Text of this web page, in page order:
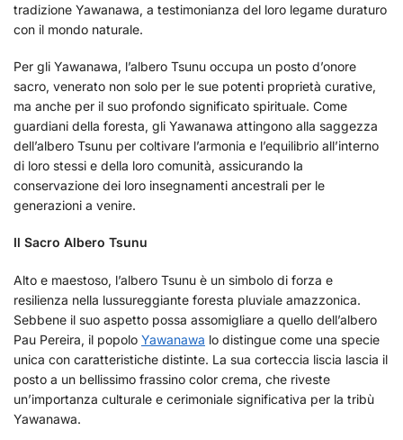
tradizione Yawanawa, a testimonianza del loro legame duraturo
con il mondo naturale.
Per gli Yawanawa, l’albero Tsunu occupa un posto d’onore
sacro, venerato non solo per le sue potenti proprietà curative,
ma anche per il suo profondo significato spirituale. Come
guardiani della foresta, gli Yawanawa attingono alla saggezza
dell’albero Tsunu per coltivare l’armonia e l’equilibrio all’interno
di loro stessi e della loro comunità, assicurando la
conservazione dei loro insegnamenti ancestrali per le
generazioni a venire.
Il Sacro Albero Tsunu
Alto e maestoso, l’albero Tsunu è un simbolo di forza e
resilienza nella lussureggiante foresta pluviale amazzonica.
Sebbene il suo aspetto possa assomigliare a quello dell’albero
Pau Pereira, il popolo Yawanawa lo distingue come una specie
unica con caratteristiche distinte. La sua corteccia liscia lascia il
posto a un bellissimo frassino color crema, che riveste
un’importanza culturale e cerimoniale significativa per la tribù
Yawanawa.